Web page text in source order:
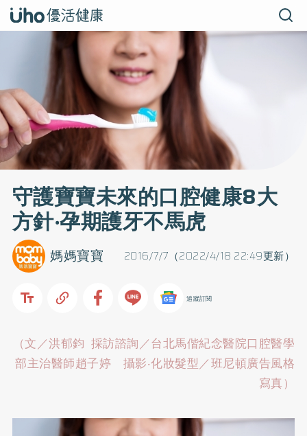
守護寶寶未來的口腔健康8大
方針‧孕期護牙不馬虎
2016/7/7（2022/4/18 22:49更新）
媽媽寶寶
追蹤訂閱
（文／洪郁鈞 採訪諮詢／台北馬偕紀念醫院口腔醫學
部主治醫師趙子婷 攝影‧化妝髮型／班尼頓廣告風格
寫真）